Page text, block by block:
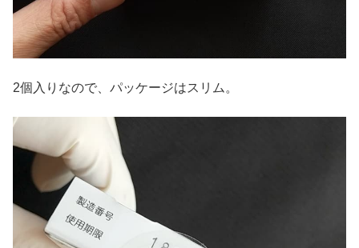
2個入りなので、パッケージはスリム。